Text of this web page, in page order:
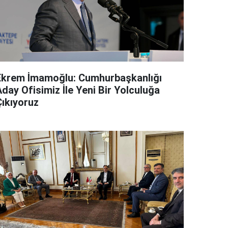
İmamoğlu: Cumhurbaşkanlığı
Ofisimiz İle Yeni Bir Yolculuğa